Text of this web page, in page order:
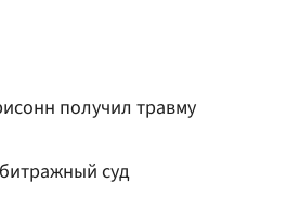
получил травму
суд